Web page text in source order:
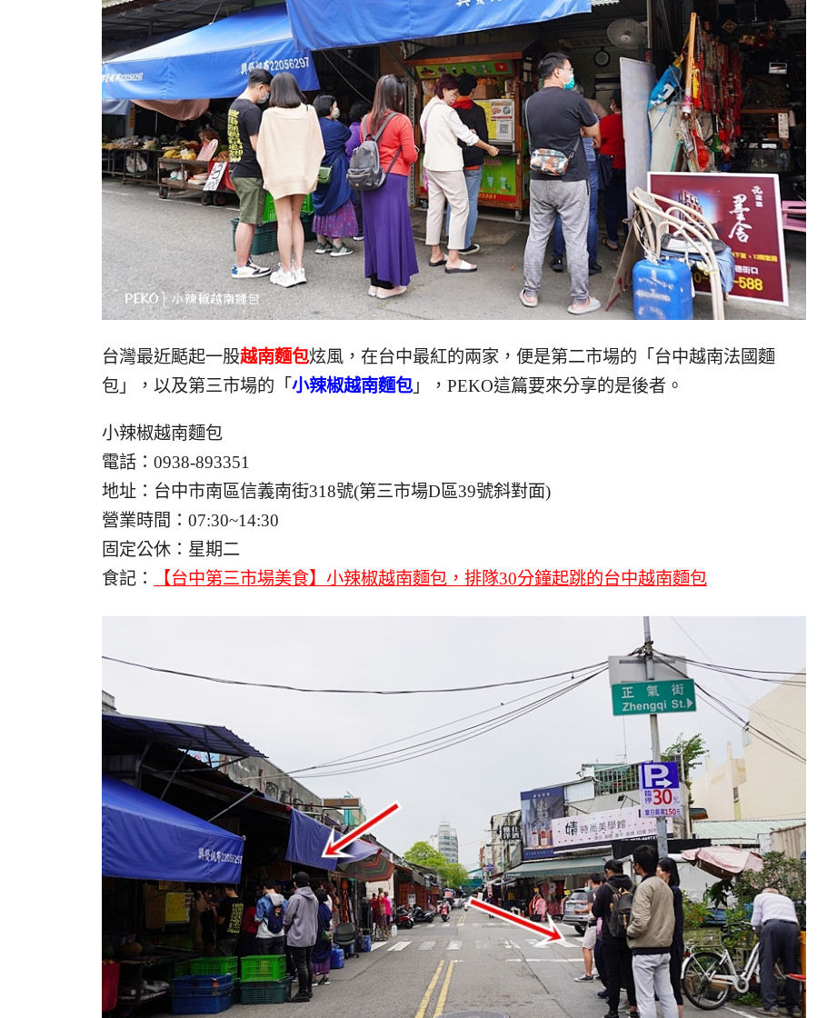
台灣最近颳起一股越南麵包炫風，在台中最紅的兩家，便是第二市場的「台中越南法國麵
包」，以及第三市場的「 小辣椒越南麵包」，PEKO這篇要來分享的是後者。
小辣椒越南麵包
電話：0938-893351
地址：台中市南區信義南街318號(第三市場D區39號斜對面)
營業時間：07:30~14:30
固定公休：星期二
食記：
【台中第三市場美食】小辣椒越南麵包，排隊30分鐘起跳的台中越南麵包